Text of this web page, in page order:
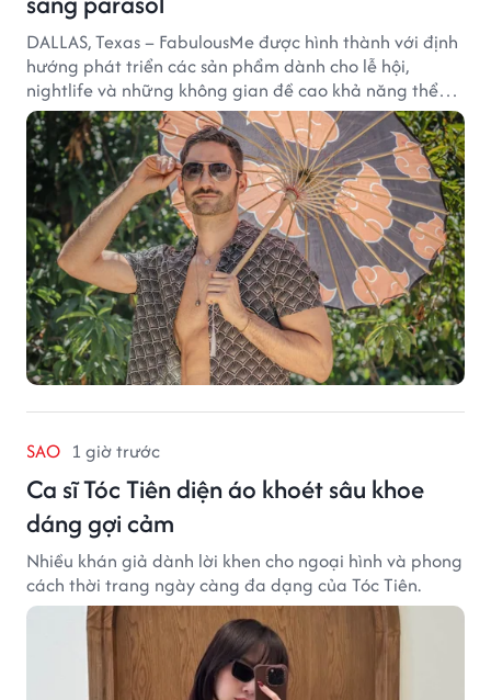
DALLAS, Texas – FabulousMe được hình thành với định
hướng phát triển các sản phẩm dành cho lễ hội,
nightlife và những không gian đề cao khả năng thể
hiện bản thân. Trong quá trình xây dựng thương hiệu,
quạt cầm tay trở thành dòng sản phẩm tạo được
thành công ban đầu, giúp FabulousMe từng bước mở
rộng mức độ hiện diện trên thị trường.
SAO 1 giờ trước
Ca sĩ Tóc Tiên diện áo khoét sâu khoe
dáng gợi cảm
Nhiều khán giả dành lời khen cho ngoại hình và phong
cách thời trang ngày càng đa dạng của Tóc Tiên.